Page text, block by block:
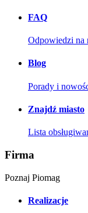
FAQ
Odpowiedzi na
Blog
Porady i
Znajdź miasto
Lista
Firma
Poznaj Piomag
Realizacje